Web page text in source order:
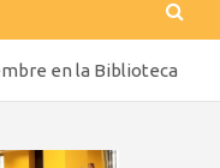
en la Biblioteca